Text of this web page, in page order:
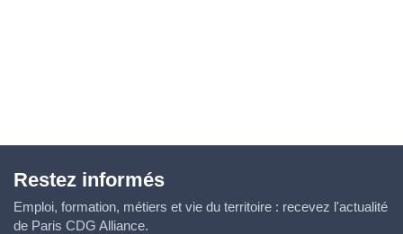
Restez informés
Emploi, formation, métiers et vie du territoire : recevez l'actualité
de Paris CDG Alliance.